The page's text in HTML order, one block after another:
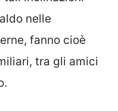
nelle
fanno cioè
tra gli amici